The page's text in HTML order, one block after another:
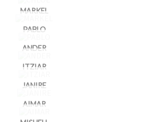
MARKEL
PABLO
ANDER
ITZIAR
JANIRE
AIMAR